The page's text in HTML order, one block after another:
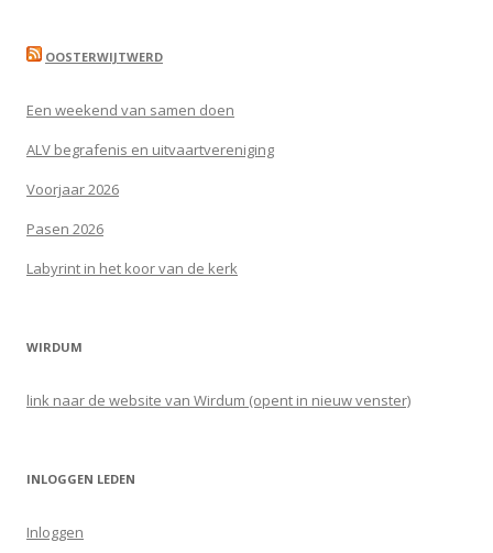
OOSTERWIJTWERD
Een weekend van samen doen
ALV begrafenis en uitvaartvereniging
Voorjaar 2026
Pasen 2026
Labyrint in het koor van de kerk
WIRDUM
link naar de website van Wirdum (opent in nieuw venster)
INLOGGEN LEDEN
Inloggen